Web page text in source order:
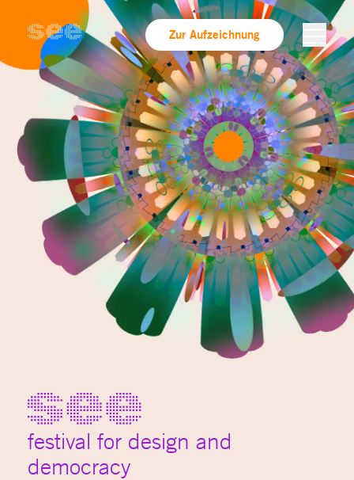
Zur Aufzeichnung
festival for design and
democracy